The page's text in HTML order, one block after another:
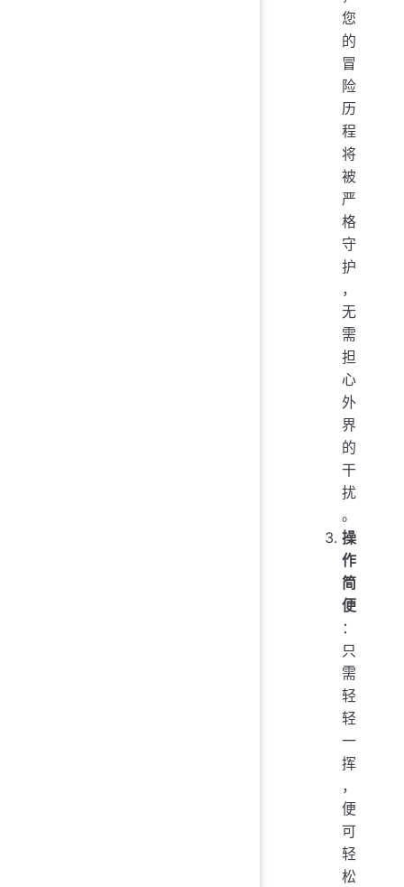
您
的
冒
险
历
程
将
被
严
格
守
护
，
无
需
担
心
外
界
的
干
扰
。
操
作
简
便
：
只
需
轻
轻
一
挥
，
便
可
轻
松